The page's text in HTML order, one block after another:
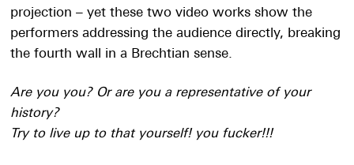
projection – yet these two video works show the
performers addressing the audience directly, breaking
the fourth wall in a Brechtian sense.
Are you you? Or are you a representative of your
history?
Try to live up to that yourself! you fucker!!!